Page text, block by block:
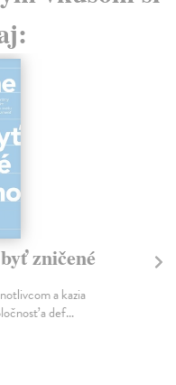
zničené
a kazia
a def...